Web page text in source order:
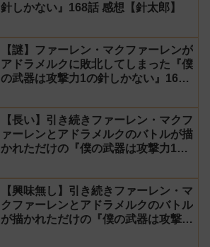
針しかない』168話 感想【針太郎】
【謎】ファーレン・マクファーレンが
アドラメルクに敗北してしまった『僕
の武器は攻撃力1の針しかない』167
【長い】引き続きファーレン・マクフ
ァーレンとアドラメルクのバトルが描
かれただけの『僕の武器は攻撃力1の
【興味無し】引き続きファーレン・マ
クファーレンとアドラメルクのバトル
が描かれただけの『僕の武器は攻撃力